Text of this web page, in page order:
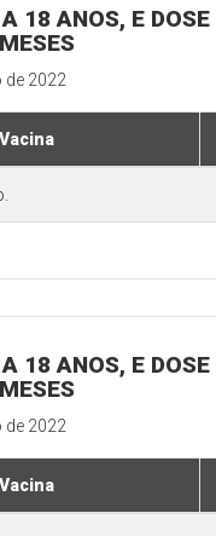
18 ANOS, E
de 2022
Vacina
18 ANOS, E
de 2022
Vacina